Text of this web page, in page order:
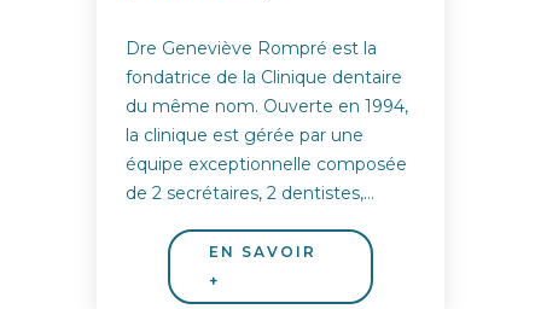
Dre Geneviève Rompré est la
fondatrice de la Clinique dentaire
du même nom. Ouverte en 1994,
la clinique est gérée par une
équipe exceptionnelle composée
de 2 secrétaires, 2 dentistes,…